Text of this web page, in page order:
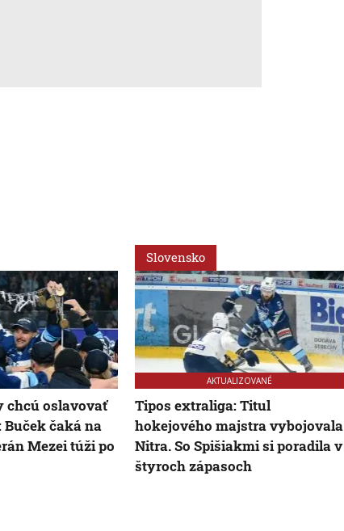
chcú oslavovať
čaká na
Mezei túži po
Slovensko
AKTUALIZOVANÉ
Tipos extraliga: Titul
hokejového majstra vybojovala
Nitra. So Spišiakmi si poradila v
štyroch zápasoch